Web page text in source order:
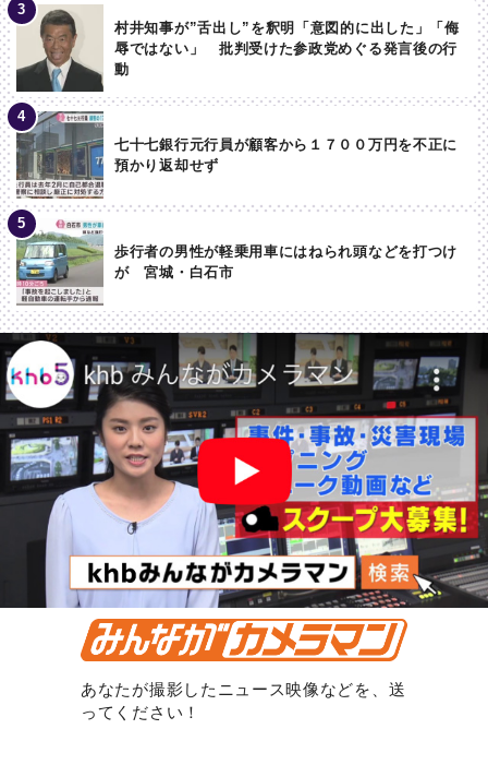
村井知事が”舌出し”を釈明「意図的に出した」「侮
辱ではない」 批判受けた参政党めぐる発言後の行
動
七十七銀行元行員が顧客から１７００万円を不正に
預かり返却せず
歩行者の男性が軽乗用車にはねられ頭などを打つけ
が 宮城・白石市
あなたが撮影したニュース映像などを、送
ってください！